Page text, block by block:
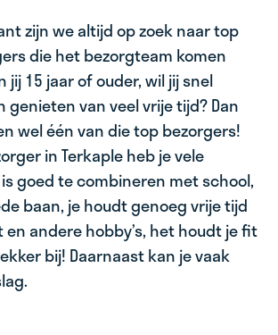
zijn we altijd op zoek naar top
die het bezorgteam komen
jij 15 jaar of ouder, wil jij snel
genieten van veel vrije tijd? Dan
wel één van die top bezorgers!
in Terkaple heb je vele
goed te combineren met school,
baan, je houdt genoeg vrije tijd
andere hobby’s, het houdt je fit
bij! Daarnaast kan je vaak